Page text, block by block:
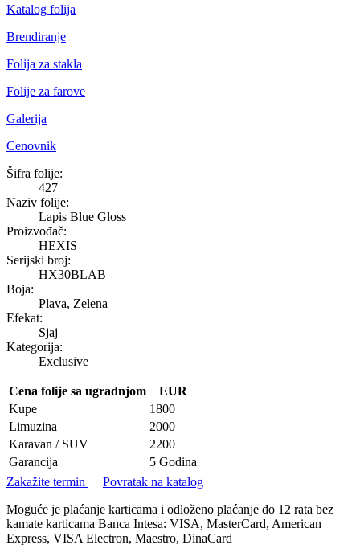
Katalog folija
Brendiranje
Folija za stakla
Folije za farove
Galerija
Cenovnik
Lapis Blue Gloss
Šifra folije:
427
Naziv folije:
Lapis Blue Gloss
Proizvođač:
HEXIS
Serijski broj:
HX30BLAB
Boja:
Plava, Zelena
Efekat:
Sjaj
Kategorija:
Exclusive
Cena folije sa ugradnjom
EUR
Kupe
1800
Limuzina
2000
Karavan / SUV
2200
Garancija
5 Godina
Zakažite termin
Povratak na katalog
Moguće je plaćanje karticama i odloženo plaćanje do 12 rata bez
kamate karticama Banca Intesa: VISA, MasterCard, American
Express, VISA Electron, Maestro, DinaCard